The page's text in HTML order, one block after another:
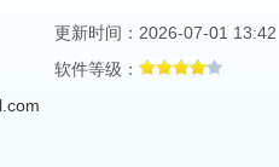
更新时间：2026-07-01 13:42
软件等级：